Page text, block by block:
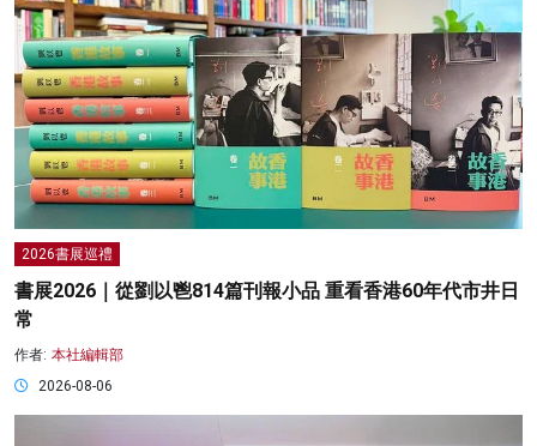
2026書展巡禮
書展2026｜從劉以鬯814篇刊報小品 重看香港60年代市井日
常
作者: 本社編輯部
2026-08-06